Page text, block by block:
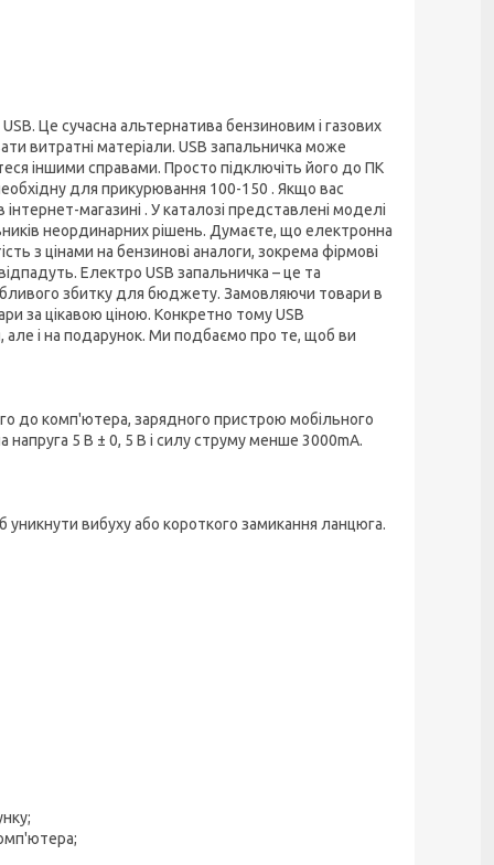
Це сучасна альтернатива бензиновим і газових
витратні матеріали. USB запальничка може
іншими справами. Просто підключіть його до ПК
для прикурювання 100-150 . Якщо вас
магазині . У каталозі представлені моделі
неординарних рішень. Думаєте, що електронна
з цінами на бензинові аналоги, зокрема фірмові
Електро USB запальничка – це та
збитку для бюджету. Замовляючи товари в
за цікавою ціною. Конкретно тому USB
і на подарунок. Ми подбаємо про те, щоб ви
до комп'ютера, зарядного пристрою мобільного
5 В ± 0, 5 В і силу струму менше 3000mA.
вибуху або короткого замикання ланцюга.